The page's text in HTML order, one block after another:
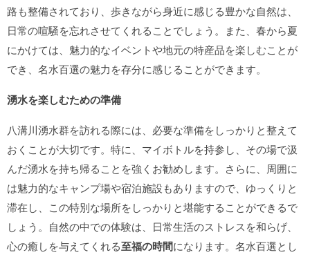
路も整備されており、歩きながら身近に感じる豊かな自然は、
日常の喧騒を忘れさせてくれることでしょう。また、春から夏
にかけては、魅力的なイベントや地元の特産品を楽しむことが
でき、名水百選の魅力を存分に感じることができます。
湧水を楽しむための準備
八溝川湧水群を訪れる際には、必要な準備をしっかりと整えて
おくことが大切です。特に、マイボトルを持参し、その場で汲
んだ湧水を持ち帰ることを強くお勧めします。さらに、周囲に
は魅力的なキャンプ場や宿泊施設もありますので、ゆっくりと
滞在し、この特別な場所をしっかりと堪能することができるで
しょう。自然の中での体験は、日常生活のストレスを和らげ、
心の癒しを与えてくれる至福の時間になります。名水百選とし